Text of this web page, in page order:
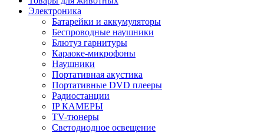
Электроника
Батарейки и аккумуляторы
Беспроводные наушники
Блютуз гарнитуры
Караоке-микрофоны
Наушники
Портативная акустика
Портативные DVD плееры
Радиостанции
IP КАМЕРЫ
TV-тюнеры
Светодиодное освещение